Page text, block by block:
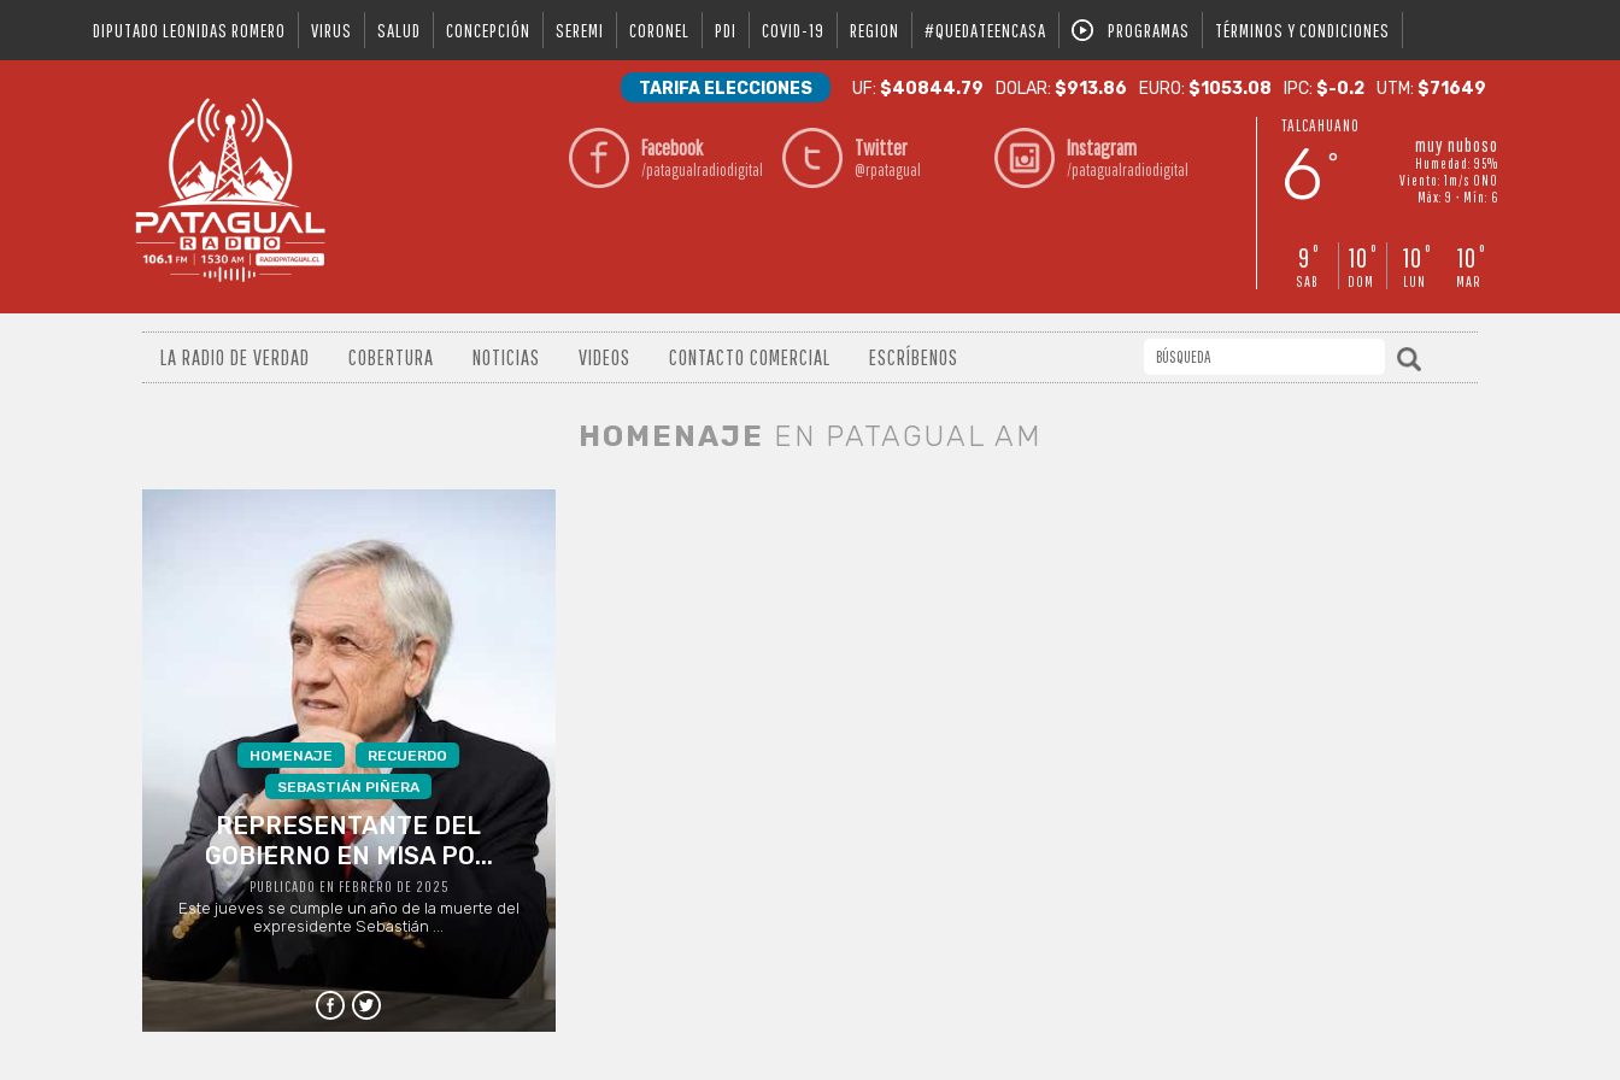
DIPUTADO LEONIDAS ROMERO VIRUS SALUD CONCEPCIÓN SEREMI CORONEL PDI COVID-19 REGION #QUEDATEENCASA PROGRAMAS TÉRMINOS Y CONDICIONES
TARIFA ELECCIONES UF:$40844.79 DOLAR:$913.86 EURO:$1053.08 IPC:$-0.2 UTM:$71649
Facebook
/patagualradiodigital
Twitter
@rpatagual
Instagram
/patagualradiodigital
TALCAHUANO
6 °
muy nuboso
Humedad: 95%
Viento: 1m/s ONO
Máx: 9 • Mín: 6
9 °
SAB
10 °
DOM
10 °
LUN
10 °
MAR
LA RADIO DE VERDAD COBERTURA NOTICIAS VIDEOS CONTACTO COMERCIAL ESCRÍBENOS
HOMENAJE EN PATAGUAL AM
HOMENAJE
RECUERDO
SEBASTIÁN PIÑERA
REPRESENTANTE DEL
GOBIERNO EN MISA PO...
PUBLICADO EN FEBRERO DE 2025
Este jueves se cumple un año de la muerte del
expresidente Sebastián ...